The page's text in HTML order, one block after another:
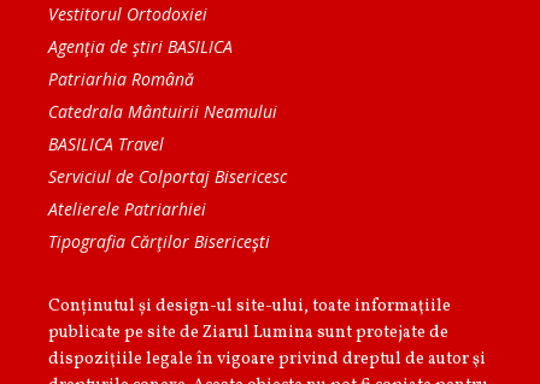
Vestitorul Ortodoxiei
Agenţia de ştiri BASILICA
Patriarhia Română
Catedrala Mântuirii Neamului
BASILICA Travel
Serviciul de Colportaj Bisericesc
Atelierele Patriarhiei
Tipografia Cărţilor Bisericeşti
Conținutul și design-ul site-ului, toate informaţiile
publicate pe site de Ziarul Lumina sunt protejate de
dispoziţiile legale în vigoare privind dreptul de autor şi